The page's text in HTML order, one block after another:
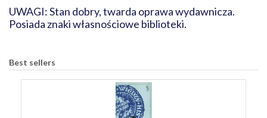
UWAGI: Stan dobry, twarda oprawa wydawnicza.
Posiada znaki własnościowe biblioteki.
Best sellers